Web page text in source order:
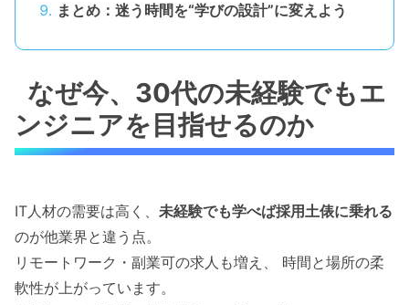
まとめ：迷う時間を“学びの設計”に変えよう
なぜ今、30代の未経験でもエ
ンジニアを目指せるのか
IT人材の需要は高く、 未経験でも学べば採用土俵に乗れる
のが他業界と違う点。
リモートワーク・副業可の求人も増え、 時間と場所の柔
軟性が上がっています。